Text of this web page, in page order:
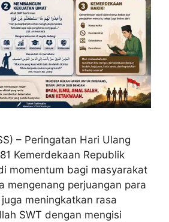
– Peringatan Hari Ulang
Kemerdekaan Republik
momentum bagi masyarakat
mengenang perjuangan para
meningkatkan rasa
SWT dengan mengisi